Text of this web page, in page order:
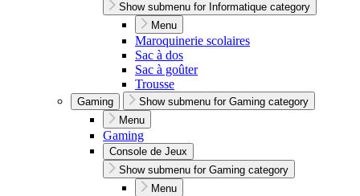
Show submenu for Informatique category
Menu
Maroquinerie scolaires
Sac à dos
Sac à goûter
Trousse
Gaming
Show submenu for Gaming category
Menu
Gaming
Console de Jeux
Show submenu for Gaming category
Menu